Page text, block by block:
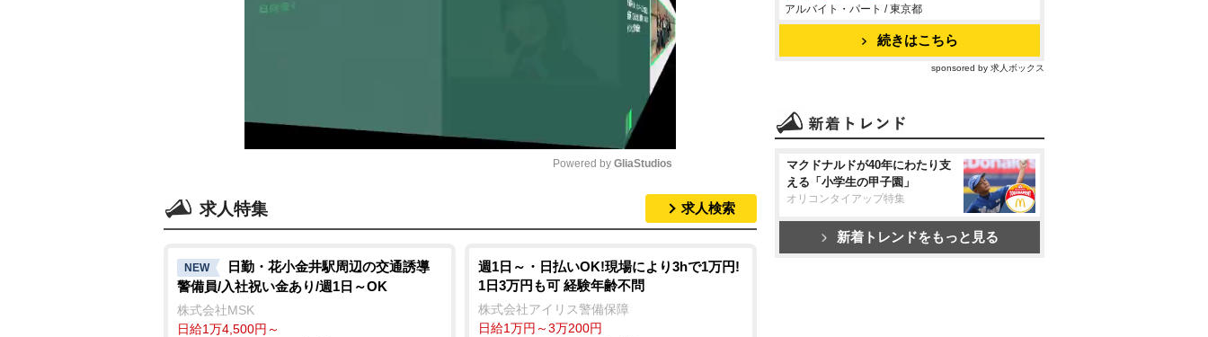
t
e
Powered by GliaStudios
求人特集 求人検索
NEW
日勤・花小金井駅周辺の交通誘導
警備員/入社祝い金あり/週1日～OK
株式会社MSK
日給1万4,500円～
週1日～・日払いOK!現場により3hで1万円!
1日3万円も可 経験年齢不問
株式会社アイリス警備保障
日給1万円～3万200円
アルバイト・パート / 東京都
続きはこちら
sponsored by 求人ボックス
マクドナルドが40年にわたり支
える「小学生の甲子園」
オリコンタイアップ特集
新着トレンドをもっと見る